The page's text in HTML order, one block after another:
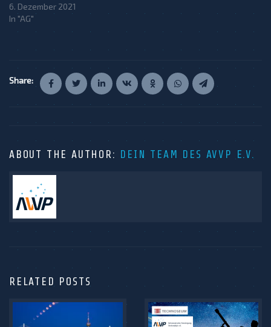
6. Dezember 2021
In "AG"
Share:
ABOUT THE AUTHOR: DEIN TEAM DES AVVP E.V.
RELATED POSTS